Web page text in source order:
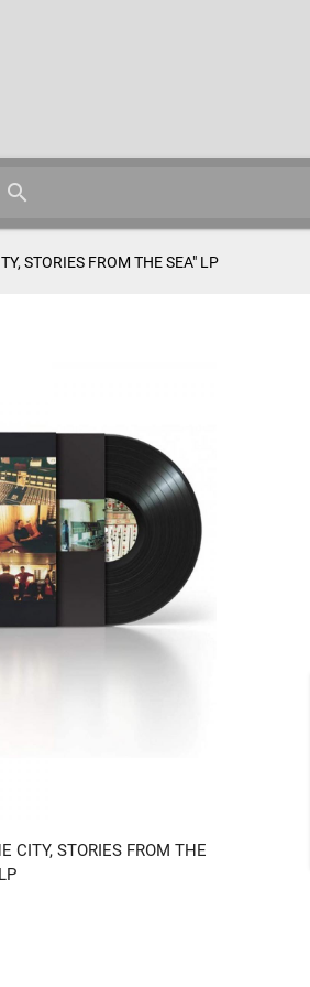
search
STORIES FROM THE SEA" LP
CITY, STORIES FROM THE